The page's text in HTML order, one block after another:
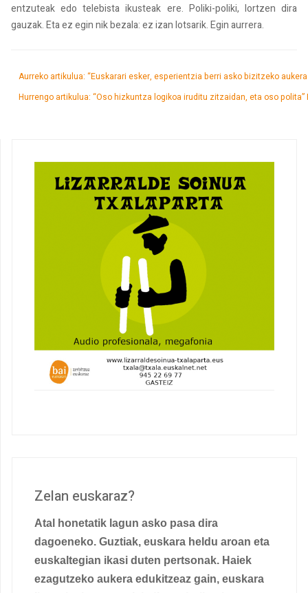
entzuteak edo telebista ikusteak ere. Poliki-poliki, lortzen dira
gauzak. Eta ez egin nik bezala: ez izan lotsarik. Egin aurrera.
Aurreko artikulua: “Euskarari esker, esperientzia berri asko bizitzeko
Hurrengo artikulua: “Oso hizkuntza logikoa iruditu zitzaidan, eta oso polita”
Zelan euskaraz?
Atal honetatik lagun asko pasa dira
dagoeneko. Guztiak, euskara heldu aroan eta
euskaltegian ikasi duten pertsonak. Haiek
ezagutzeko aukera edukitzeaz gain, euskara